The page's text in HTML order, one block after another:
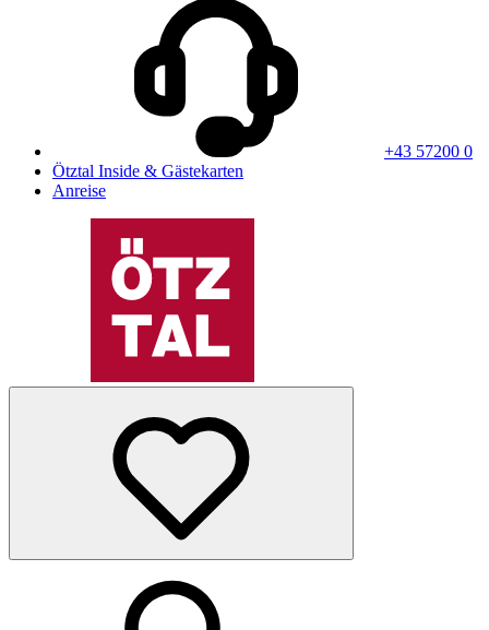
+43 57200 0
Ötztal Inside & Gästekarten
Anreise